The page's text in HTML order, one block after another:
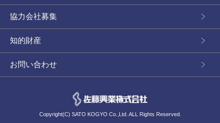
協力会社募集
知的財産
お問い合わせ
Copyright(C) SATO KOGYO Co.,Ltd. ALL Rights Reserved.